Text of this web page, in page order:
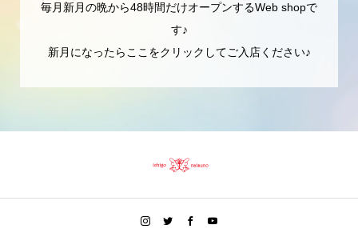
毎月新月の晩から48時間だけオープンするWeb shopで
す♪
新月になったらここをクリックしてご入店ください♪